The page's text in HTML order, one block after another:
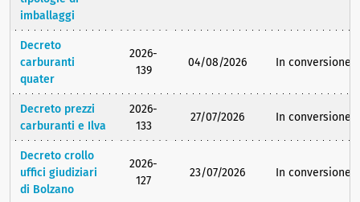
imballaggi
Decreto
carburanti
quater
2026-
139
04/08/2026 In conversione
Decreto prezzi
carburanti e Ilva
2026-
133
27/07/2026 In conversione
Decreto crollo
uffici giudiziari
di Bolzano
2026-
127
23/07/2026 In conversione